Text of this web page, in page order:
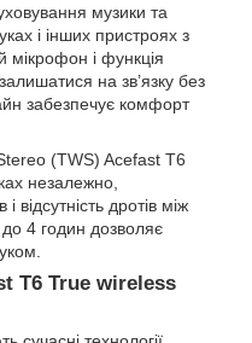
музики та
і інших пристроях з
мікрофон і функція
на зв’язку без
забезпечує комфорт
(TWS) Acefast T6
незалежно,
відсутність дротів між
4 годин дозволяє
T6 True wireless